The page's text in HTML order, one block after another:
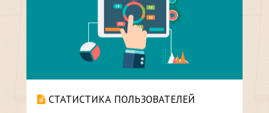
СТАТИСТИКА ПОЛЬЗОВАТЕЛЕЙ